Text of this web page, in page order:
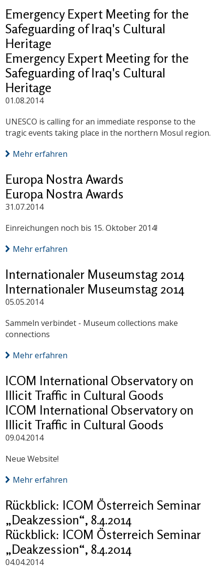
Emergency Expert Meeting for the
Safeguarding of Iraq's Cultural
Heritage
Emergency Expert Meeting for the
Safeguarding of Iraq's Cultural
Heritage
01.08.2014
UNESCO is calling for an immediate response to the
tragic events taking place in the northern Mosul region.
Mehr erfahren
Europa Nostra Awards
Europa Nostra Awards
31.07.2014
Einreichungen noch bis 15. Oktober 2014!
Mehr erfahren
Internationaler Museumstag 2014
Internationaler Museumstag 2014
05.05.2014
Sammeln verbindet - Museum collections make
connections
Mehr erfahren
ICOM International Observatory on
Illicit Traffic in Cultural Goods
ICOM International Observatory on
Illicit Traffic in Cultural Goods
09.04.2014
Neue Website!
Mehr erfahren
Rückblick: ICOM Österreich Seminar
„Deakzession“, 8.4.2014
Rückblick: ICOM Österreich Seminar
„Deakzession“, 8.4.2014
04.04.2014